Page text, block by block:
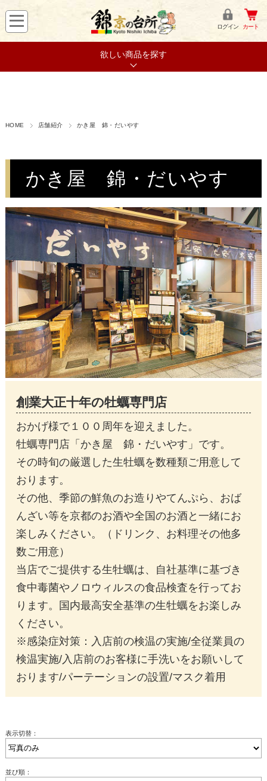
ログイン カート
欲しい商品を探す
HOME 店舗紹介 かき屋 錦・だいやす
かき屋 錦・だいやす
創業大正十年の牡蠣専門店
おかげ様で１００周年を迎えました。
牡蠣専門店「かき屋 錦・だいやす」です。
その時旬の厳選した生牡蠣を数種類ご用意して
おります。
その他、季節の鮮魚のお造りやてんぷら、おば
んざい等を京都のお酒や全国のお酒と一緒にお
楽しみください。（ドリンク、お料理その他多
数ご用意）
当店でご提供する生牡蠣は、自社基準に基づき
食中毒菌やノロウィルスの食品検査を行ってお
ります。国内最高安全基準の生牡蠣をお楽しみ
ください。
※感染症対策：入店前の検温の実施/全従業員の
検温実施/入店前のお客様に手洗いをお願いして
おります/パーテーションの設置/マスク着用
表示切替：
並び順：